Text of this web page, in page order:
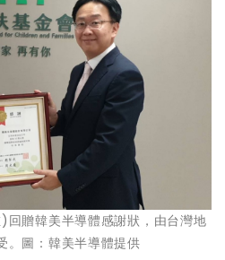
贈韓美半導體感謝狀，由台灣地
。圖：韓美半導體提供